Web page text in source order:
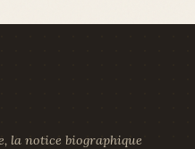
la notice biographique